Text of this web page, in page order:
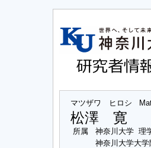
マツザワ ヒロシ
松澤 寛
所属
神奈川大学 理
神奈川大学大